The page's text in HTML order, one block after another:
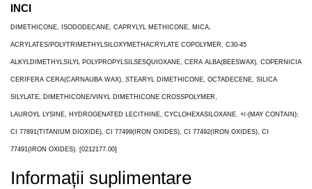
INCI
DIMETHICONE, ISODODECANE, CAPRYLYL METHICONE, MICA,
ACRYLATES/POLYTRIMETHYLSILOXYMETHACRYLATE COPOLYMER, C30-45
ALKYLDIMETHYLSILYL POLYPROPYLSILSESQUIOXANE, CERA ALBA(BEESWAX), COPERNICIA
CERIFERA CERA(CARNAUBA WAX), STEARYL DIMETHICONE, OCTADECENE, SILICA
SILYLATE, DIMETHICONE/VINYL DIMETHICONE CROSSPOLYMER,
LAUROYL LYSINE, HYDROGENATED LECITHINE, CYCLOHEXASILOXANE. +/-(MAY CONTAIN):
CI 77891(TITANIUM DIOXIDE), CI 77499(IRON OXIDES), CI 77492(IRON OXIDES), CI
77491(IRON OXIDES). [0212177.00]
Informații suplimentare